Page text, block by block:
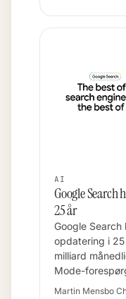
AI
Google Search
25 år
Google
opdatering i 25
milliard
Mode-
Martin Mensbo